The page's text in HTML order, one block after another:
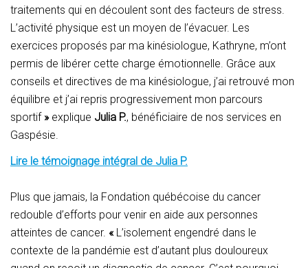
traitements qui en découlent sont des facteurs de stress.
L’activité physique est un moyen de l’évacuer. Les
exercices proposés par ma kinésiologue, Kathryne, m’ont
permis de libérer cette charge émotionnelle. Grâce aux
conseils et directives de ma kinésiologue, j’ai retrouvé mon
équilibre et j’ai repris progressivement mon parcours
sportif»explique Julia P., bénéficiaire de nos services en
Gaspésie.
Lire le témoignage intégral de Julia P.
Plus que jamais, la Fondation québécoise du cancer
redouble d’efforts pour venir en aide aux personnes
atteintes de cancer. «L’isolement engendré dans le
contexte de la pandémie est d’autant plus douloureux